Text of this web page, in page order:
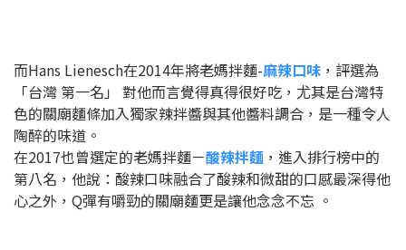
而Hans Lienesch在2014年將老媽拌麵-麻辣口味 ，評選為
「台灣 第一名」 對他而言覺得真得很好吃，尤其是台灣特
色的關廟麵條加入獨家辣拌醬與其他醬料調合，是一種令人
陶醉的味道。
在2017也曾選定的老媽拌麵－酸辣拌麵 ， 進入排行榜中的
第八名，他說：酸辣口味融合了酸辣和微甜的口感最深得他
心之外，Q彈有嚼勁的關廟麵更是讓他念念不忘 。